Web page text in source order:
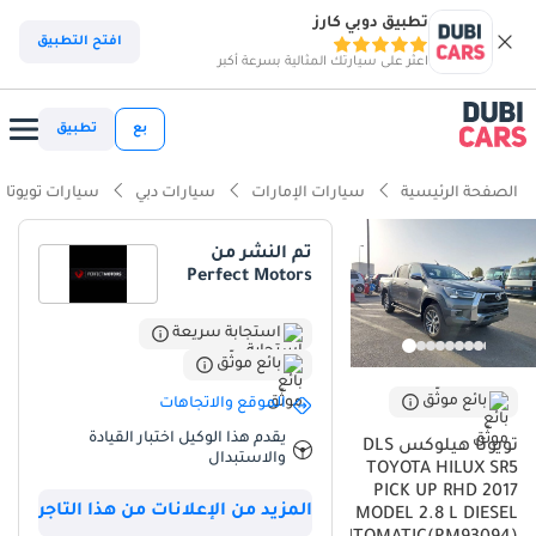
تطبيق دوبي كارز
اعثر على سيارتك المثالية بسرعة أكبر
افتح التطبيق
بع تطبيق
الصفحة الرئيسية سيارات الإمارات سيارات دبي سيارات تويوتا
بائع موثّق
تويوتا هيلوكس DLS
TOYOTA HILUX SR5
PICK UP RHD 2017
MODEL 2.8 L DIESEL
تم النشر من
Perfect Motors
استجابة سريعة
بائع موثّق
الموقع والاتجاهات
يقدم هذا الوكيل اختبار القيادة
والاستبدال
المزيد من الإعلانات من هذا التاجر
ذكاء دوبي كارز
ذكاء دوبيكارز
قدرات حقيقية للطرق الوعرة
أقل معدل انخفاض في القيمة في الفئة
سعة القطر الرائدة في فئتها
ملخص
تعتبر هذه النسخة من Toyota Hilux خياراً استثنائياً لمن يبحث عن مركبة
تجمع بين القوة الهائلة في العمل والراحة الفائقة في الاستخدام اليومي
بين عزم الدوران القوي للتضاريس الرملية والكفاءة في استهلاك الوقود